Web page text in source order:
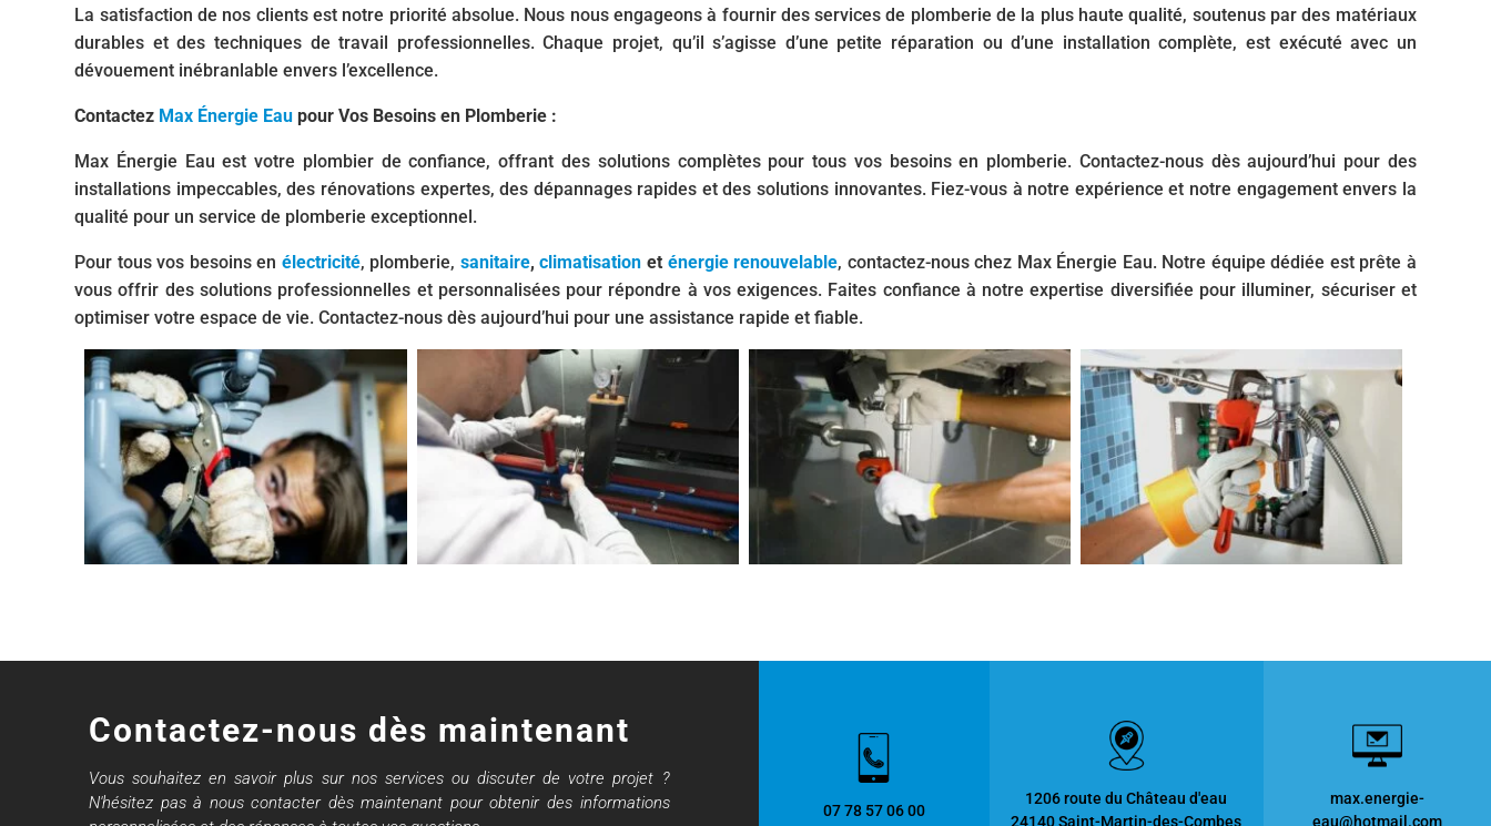
La satisfaction de nos clients est notre priorité absolue. Nous nous engageons à fournir des services de plomberie de la plus haute qualité, soutenus par des matériaux
durables et des techniques de travail professionnelles. Chaque projet, qu’il s’agisse d’une petite réparation ou d’une installation complète, est exécuté avec un
dévouement inébranlable envers l’excellence.
Contactez Max Énergie Eau pour Vos Besoins en Plomberie :
Max Énergie Eau est votre plombier de confiance, offrant des solutions complètes pour tous vos besoins en plomberie. Contactez-nous dès aujourd’hui pour des
installations impeccables, des rénovations expertes, des dépannages rapides et des solutions innovantes. Fiez-vous à notre expérience et notre engagement envers la
qualité pour un service de plomberie exceptionnel.
Pour tous vos besoins en électricité, plomberie, sanitaire,climatisation et énergie renouvelable, contactez-nous chez Max Énergie Eau. Notre équipe dédiée est prête à
vous offrir des solutions professionnelles et personnalisées pour répondre à vos exigences. Faites confiance à notre expertise diversifiée pour illuminer, sécuriser et
optimiser votre espace de vie. Contactez-nous dès aujourd’hui pour une assistance rapide et fiable.
Contactez-nous dès maintenant
Vous souhaitez en savoir plus sur nos services ou discuter de votre projet ?
N'hésitez pas à nous contacter dès maintenant pour obtenir des informations
07 78 57 06 00
1206 route du Château d'eau
24140 Saint-Martin-des-Combes
max.energie-
eau@hotmail.com